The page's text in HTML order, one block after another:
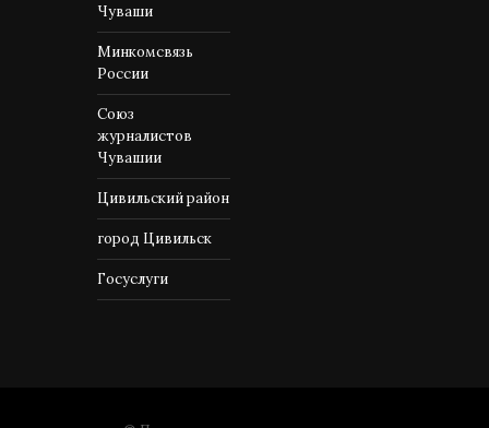
Чуваши
Минкомсвязь
России
Союз
журналистов
Чувашии
Цивильский район
город Цивильск
Госуслуги